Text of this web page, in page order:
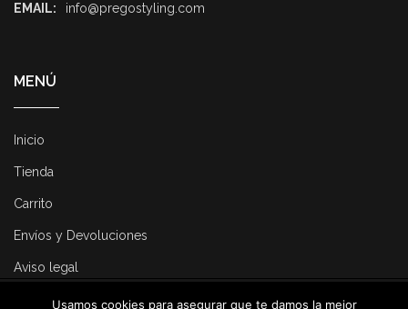
EMAIL: info@pregostyling.com
MENÚ
Inicio
Tienda
Carrito
Envíos y Devoluciones
Aviso legal
Usamos cookies para asegurar que te damos la mejor